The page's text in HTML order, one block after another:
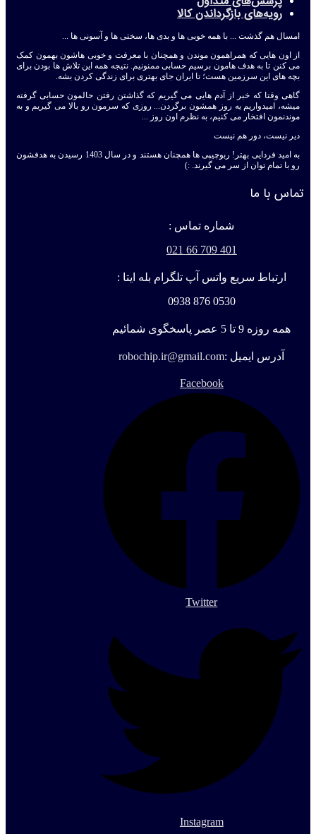
رویه‌های بازگرداندن کالا
امسال هم گذشت ... با همه خوبی ها و بدی ها، سختی ها و آسونی ها ...
از اون هایی که همراهمون موندن و همچنان با معرفت و خوبی هاشون بهمون کمک
می کنن تا به هدف هامون برسیم حسابی ممنونیم. نتیجه همه این تلاش ها بودن برای
بچه های این سرزمین هست؛ تا ایران جای بهتری برای زندگی کردن بشه.
گاهی وقتا که خبر از آدم هایی می گیریم که گذاشتن رفتن حالمون حسابی گرفته
میشه، امیدواریم یه روز همشون برگردن... روزی که سرمون رو بالا می گیریم و به
موندنمون افتخار می کنیم، به نظرم اون روز ...
دیر نیست، دور هم نیست
به امید فردایی بهتر! ربوچیپی ها همچنان هستند و در سال 1403 رسیدن به هدفشون
رو با تمام توان از سر می گیرند. :)
تماس با ما
شماره تماس :
401 709 66 021
ارتباط سریع واتس آپ تلگرام بله ایتا :
0530 876 0938
همه روزه 9 تا 5 عصر پاسخگوی شمائیم
آدرس ایمیل :robochip.ir@gmail.com
Facebook
Twitter
Instagram